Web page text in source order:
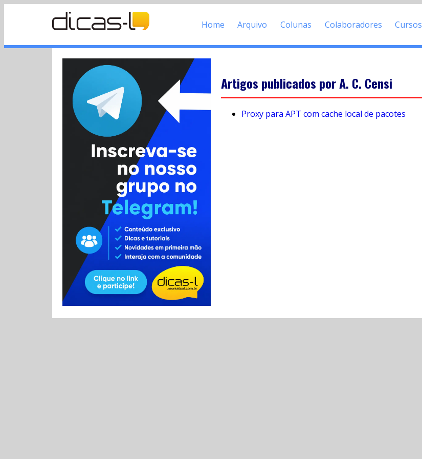
Home Arquivo Colunas Colaboradores Cursos
Artigos publicados por A. C. Censi
Proxy para APT com cache local de pacotes